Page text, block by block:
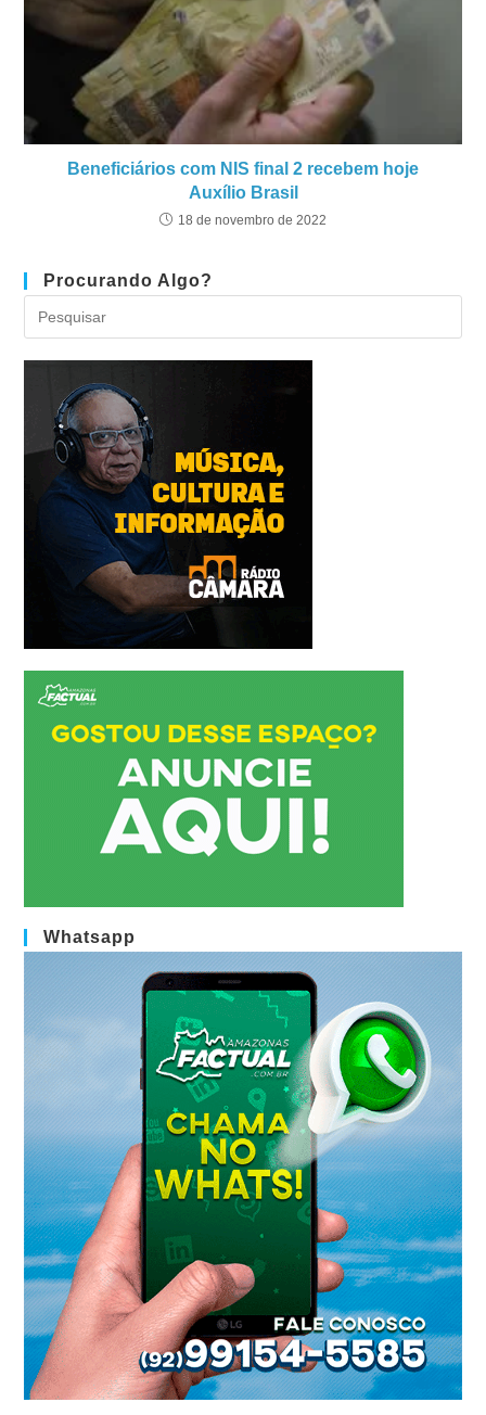
Beneficiários com NIS final 2 recebem hoje
Auxílio Brasil
18 de novembro de 2022
Procurando Algo?
Whatsapp